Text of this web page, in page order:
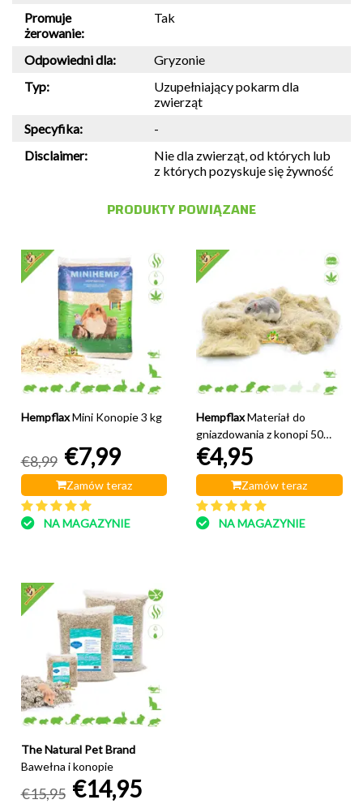
Promuje
żerowanie:
Tak
Odpowiedni dla:
Gryzonie
Typ:
Uzupełniający pokarm dla
zwierząt
Specyfika:
-
Disclaimer:
Nie dla zwierząt, od których lub
z których pozyskuje się żywność
PRODUKTY POWIĄZANE
Hempflax Mini Konopie 3 kg
€8,99 €7,99
Zamów teraz
NA MAGAZYNIE
HempflaxMateriał do
gniazdowania z konopi 50
gramów
€4,95
Zamów teraz
NA MAGAZYNIE
The Natural Pet Brand
Bawełna i konopie
€15,95 €14,95